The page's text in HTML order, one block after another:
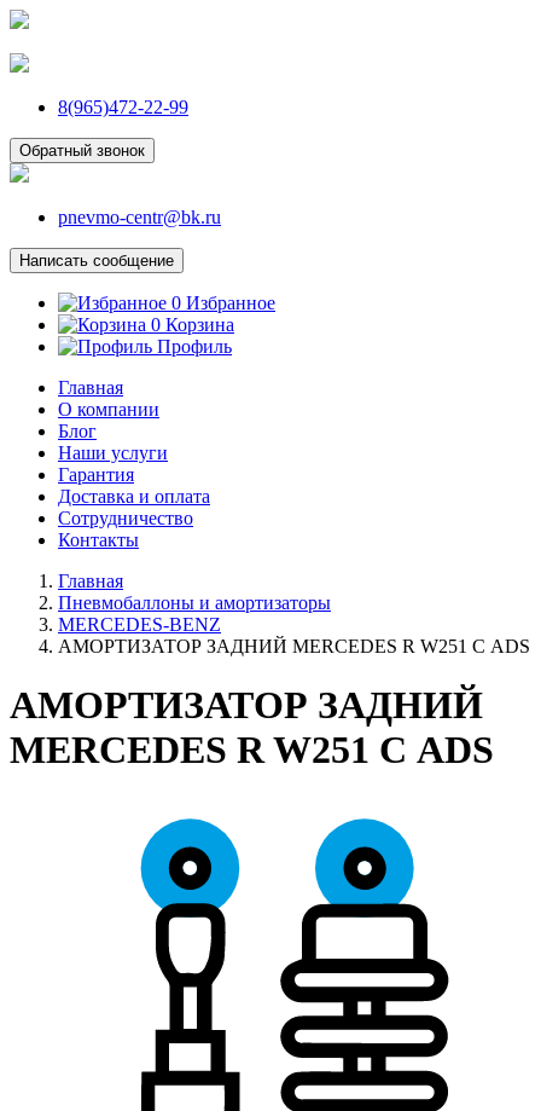
8(965)472-22-99
Обратный звонок
pnevmo-centr@bk.ru
Написать сообщение
0 Избранное
0 Корзина
Профиль
Главная
О компании
Блог
Наши услуги
Гарантия
Доставка и оплата
Сотрудничество
Контакты
Главная
Пневмобаллоны и амортизаторы
MERCEDES-BENZ
АМОРТИЗАТОР ЗАДНИЙ MERCEDES R W251 С ADS
АМОРТИЗАТОР ЗАДНИЙ
MERCEDES R W251 С ADS